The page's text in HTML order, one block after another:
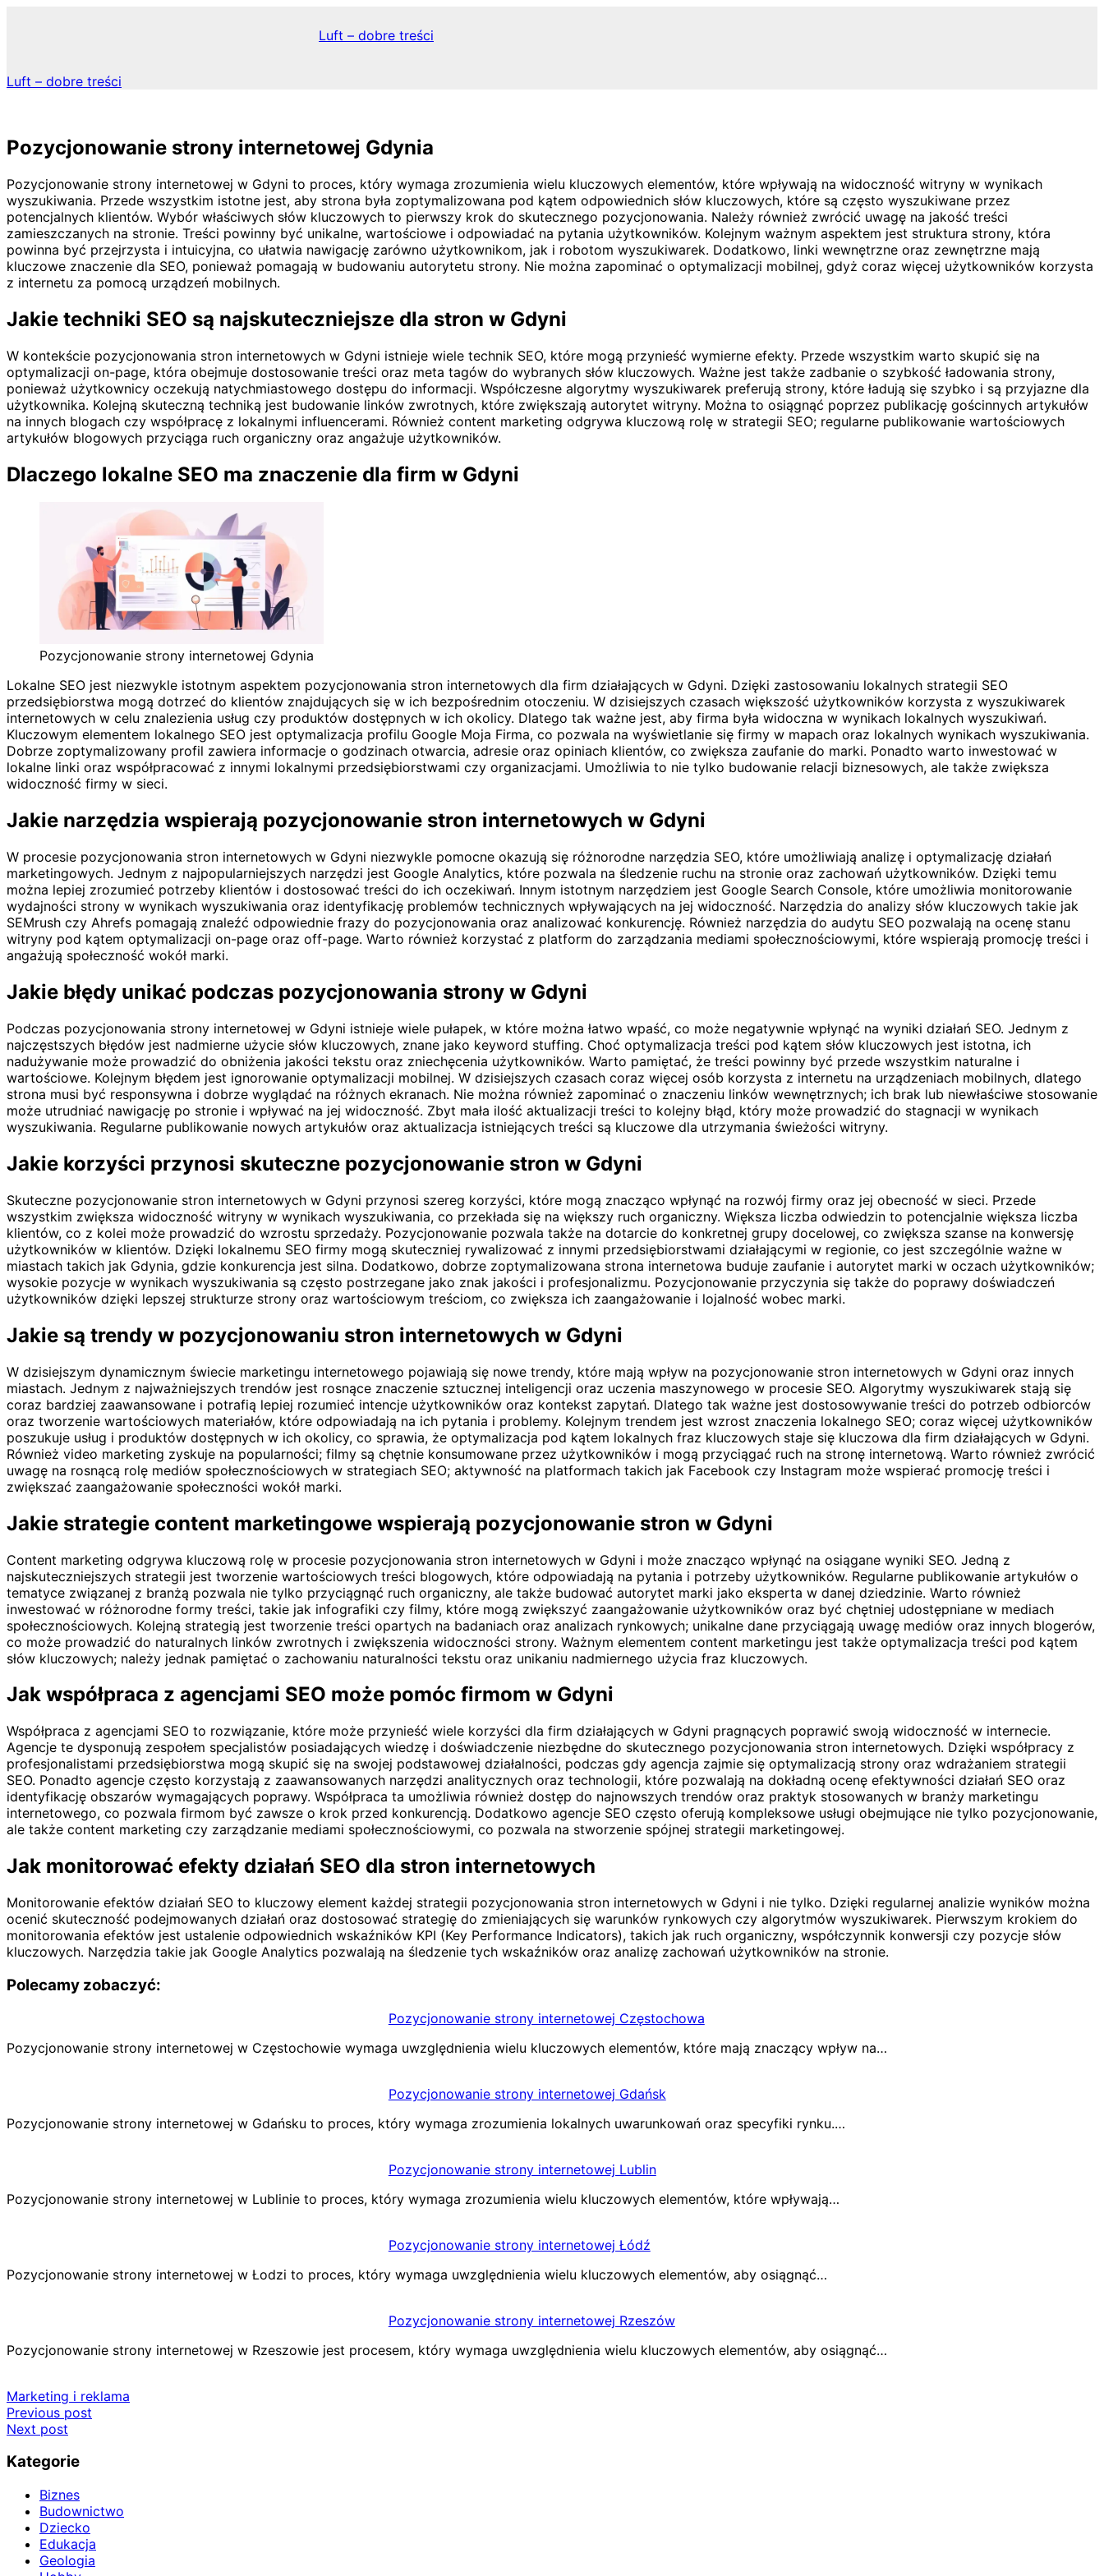
Luft – dobre treści
Luft – dobre treści
Pozycjonowanie strony internetowej Gdynia
Pozycjonowanie strony internetowej w Gdyni to proces, który wymaga zrozumienia wielu kluczowych elementów, które wpływają na widoczność witryny w wynikach
wyszukiwania. Przede wszystkim istotne jest, aby strona była zoptymalizowana pod kątem odpowiednich słów kluczowych, które są często wyszukiwane przez
potencjalnych klientów. Wybór właściwych słów kluczowych to pierwszy krok do skutecznego pozycjonowania. Należy również zwrócić uwagę na jakość treści
zamieszczanych na stronie. Treści powinny być unikalne, wartościowe i odpowiadać na pytania użytkowników. Kolejnym ważnym aspektem jest struktura strony, która
powinna być przejrzysta i intuicyjna, co ułatwia nawigację zarówno użytkownikom, jak i robotom wyszukiwarek. Dodatkowo, linki wewnętrzne oraz zewnętrzne mają
kluczowe znaczenie dla SEO, ponieważ pomagają w budowaniu autorytetu strony. Nie można zapominać o optymalizacji mobilnej, gdyż coraz więcej użytkowników korzysta
z internetu za pomocą urządzeń mobilnych.
Jakie techniki SEO są najskuteczniejsze dla stron w Gdyni
W kontekście pozycjonowania stron internetowych w Gdyni istnieje wiele technik SEO, które mogą przynieść wymierne efekty. Przede wszystkim warto skupić się na
optymalizacji on-page, która obejmuje dostosowanie treści oraz meta tagów do wybranych słów kluczowych. Ważne jest także zadbanie o szybkość ładowania strony,
ponieważ użytkownicy oczekują natychmiastowego dostępu do informacji. Współczesne algorytmy wyszukiwarek preferują strony, które ładują się szybko i są przyjazne dla
użytkownika. Kolejną skuteczną techniką jest budowanie linków zwrotnych, które zwiększają autorytet witryny. Można to osiągnąć poprzez publikację gościnnych artykułów
na innych blogach czy współpracę z lokalnymi influencerami. Również content marketing odgrywa kluczową rolę w strategii SEO; regularne publikowanie wartościowych
artykułów blogowych przyciąga ruch organiczny oraz angażuje użytkowników.
Dlaczego lokalne SEO ma znaczenie dla firm w Gdyni
Pozycjonowanie strony internetowej Gdynia
Lokalne SEO jest niezwykle istotnym aspektem pozycjonowania stron internetowych dla firm działających w Gdyni. Dzięki zastosowaniu lokalnych strategii SEO
przedsiębiorstwa mogą dotrzeć do klientów znajdujących się w ich bezpośrednim otoczeniu. W dzisiejszych czasach większość użytkowników korzysta z wyszukiwarek
internetowych w celu znalezienia usług czy produktów dostępnych w ich okolicy. Dlatego tak ważne jest, aby firma była widoczna w wynikach lokalnych wyszukiwań.
Kluczowym elementem lokalnego SEO jest optymalizacja profilu Google Moja Firma, co pozwala na wyświetlanie się firmy w mapach oraz lokalnych wynikach wyszukiwania.
Dobrze zoptymalizowany profil zawiera informacje o godzinach otwarcia, adresie oraz opiniach klientów, co zwiększa zaufanie do marki. Ponadto warto inwestować w
lokalne linki oraz współpracować z innymi lokalnymi przedsiębiorstwami czy organizacjami. Umożliwia to nie tylko budowanie relacji biznesowych, ale także zwiększa
widoczność firmy w sieci.
Jakie narzędzia wspierają pozycjonowanie stron internetowych w Gdyni
W procesie pozycjonowania stron internetowych w Gdyni niezwykle pomocne okazują się różnorodne narzędzia SEO, które umożliwiają analizę i optymalizację działań
marketingowych. Jednym z najpopularniejszych narzędzi jest Google Analytics, które pozwala na śledzenie ruchu na stronie oraz zachowań użytkowników. Dzięki temu
można lepiej zrozumieć potrzeby klientów i dostosować treści do ich oczekiwań. Innym istotnym narzędziem jest Google Search Console, które umożliwia monitorowanie
wydajności strony w wynikach wyszukiwania oraz identyfikację problemów technicznych wpływających na jej widoczność. Narzędzia do analizy słów kluczowych takie jak
SEMrush czy Ahrefs pomagają znaleźć odpowiednie frazy do pozycjonowania oraz analizować konkurencję. Również narzędzia do audytu SEO pozwalają na ocenę stanu
witryny pod kątem optymalizacji on-page oraz off-page. Warto również korzystać z platform do zarządzania mediami społecznościowymi, które wspierają promocję treści i
angażują społeczność wokół marki.
Jakie błędy unikać podczas pozycjonowania strony w Gdyni
Podczas pozycjonowania strony internetowej w Gdyni istnieje wiele pułapek, w które można łatwo wpaść, co może negatywnie wpłynąć na wyniki działań SEO. Jednym z
najczęstszych błędów jest nadmierne użycie słów kluczowych, znane jako keyword stuffing. Choć optymalizacja treści pod kątem słów kluczowych jest istotna, ich
nadużywanie może prowadzić do obniżenia jakości tekstu oraz zniechęcenia użytkowników. Warto pamiętać, że treści powinny być przede wszystkim naturalne i
wartościowe. Kolejnym błędem jest ignorowanie optymalizacji mobilnej. W dzisiejszych czasach coraz więcej osób korzysta z internetu na urządzeniach mobilnych, dlatego
strona musi być responsywna i dobrze wyglądać na różnych ekranach. Nie można również zapominać o znaczeniu linków wewnętrznych; ich brak lub niewłaściwe stosowanie
może utrudniać nawigację po stronie i wpływać na jej widoczność. Zbyt mała ilość aktualizacji treści to kolejny błąd, który może prowadzić do stagnacji w wynikach
wyszukiwania. Regularne publikowanie nowych artykułów oraz aktualizacja istniejących treści są kluczowe dla utrzymania świeżości witryny.
Jakie korzyści przynosi skuteczne pozycjonowanie stron w Gdyni
Skuteczne pozycjonowanie stron internetowych w Gdyni przynosi szereg korzyści, które mogą znacząco wpłynąć na rozwój firmy oraz jej obecność w sieci. Przede
wszystkim zwiększa widoczność witryny w wynikach wyszukiwania, co przekłada się na większy ruch organiczny. Większa liczba odwiedzin to potencjalnie większa liczba
klientów, co z kolei może prowadzić do wzrostu sprzedaży. Pozycjonowanie pozwala także na dotarcie do konkretnej grupy docelowej, co zwiększa szanse na konwersję
użytkowników w klientów. Dzięki lokalnemu SEO firmy mogą skuteczniej rywalizować z innymi przedsiębiorstwami działającymi w regionie, co jest szczególnie ważne w
miastach takich jak Gdynia, gdzie konkurencja jest silna. Dodatkowo, dobrze zoptymalizowana strona internetowa buduje zaufanie i autorytet marki w oczach użytkowników;
wysokie pozycje w wynikach wyszukiwania są często postrzegane jako znak jakości i profesjonalizmu. Pozycjonowanie przyczynia się także do poprawy doświadczeń
użytkowników dzięki lepszej strukturze strony oraz wartościowym treściom, co zwiększa ich zaangażowanie i lojalność wobec marki.
Jakie są trendy w pozycjonowaniu stron internetowych w Gdyni
W dzisiejszym dynamicznym świecie marketingu internetowego pojawiają się nowe trendy, które mają wpływ na pozycjonowanie stron internetowych w Gdyni oraz innych
miastach. Jednym z najważniejszych trendów jest rosnące znaczenie sztucznej inteligencji oraz uczenia maszynowego w procesie SEO. Algorytmy wyszukiwarek stają się
coraz bardziej zaawansowane i potrafią lepiej rozumieć intencje użytkowników oraz kontekst zapytań. Dlatego tak ważne jest dostosowywanie treści do potrzeb odbiorców
oraz tworzenie wartościowych materiałów, które odpowiadają na ich pytania i problemy. Kolejnym trendem jest wzrost znaczenia lokalnego SEO; coraz więcej użytkowników
poszukuje usług i produktów dostępnych w ich okolicy, co sprawia, że optymalizacja pod kątem lokalnych fraz kluczowych staje się kluczowa dla firm działających w Gdyni.
Również video marketing zyskuje na popularności; filmy są chętnie konsumowane przez użytkowników i mogą przyciągać ruch na stronę internetową. Warto również zwrócić
uwagę na rosnącą rolę mediów społecznościowych w strategiach SEO; aktywność na platformach takich jak Facebook czy Instagram może wspierać promocję treści i
zwiększać zaangażowanie społeczności wokół marki.
Jakie strategie content marketingowe wspierają pozycjonowanie stron w Gdyni
Content marketing odgrywa kluczową rolę w procesie pozycjonowania stron internetowych w Gdyni i może znacząco wpłynąć na osiągane wyniki SEO. Jedną z
najskuteczniejszych strategii jest tworzenie wartościowych treści blogowych, które odpowiadają na pytania i potrzeby użytkowników. Regularne publikowanie artykułów o
tematyce związanej z branżą pozwala nie tylko przyciągnąć ruch organiczny, ale także budować autorytet marki jako eksperta w danej dziedzinie. Warto również
inwestować w różnorodne formy treści, takie jak infografiki czy filmy, które mogą zwiększyć zaangażowanie użytkowników oraz być chętniej udostępniane w mediach
społecznościowych. Kolejną strategią jest tworzenie treści opartych na badaniach oraz analizach rynkowych; unikalne dane przyciągają uwagę mediów oraz innych blogerów,
co może prowadzić do naturalnych linków zwrotnych i zwiększenia widoczności strony. Ważnym elementem content marketingu jest także optymalizacja treści pod kątem
słów kluczowych; należy jednak pamiętać o zachowaniu naturalności tekstu oraz unikaniu nadmiernego użycia fraz kluczowych.
Jak współpraca z agencjami SEO może pomóc firmom w Gdyni
Współpraca z agencjami SEO to rozwiązanie, które może przynieść wiele korzyści dla firm działających w Gdyni pragnących poprawić swoją widoczność w internecie.
Agencje te dysponują zespołem specjalistów posiadających wiedzę i doświadczenie niezbędne do skutecznego pozycjonowania stron internetowych. Dzięki współpracy z
profesjonalistami przedsiębiorstwa mogą skupić się na swojej podstawowej działalności, podczas gdy agencja zajmie się optymalizacją strony oraz wdrażaniem strategii
SEO. Ponadto agencje często korzystają z zaawansowanych narzędzi analitycznych oraz technologii, które pozwalają na dokładną ocenę efektywności działań SEO oraz
identyfikację obszarów wymagających poprawy. Współpraca ta umożliwia również dostęp do najnowszych trendów oraz praktyk stosowanych w branży marketingu
internetowego, co pozwala firmom być zawsze o krok przed konkurencją. Dodatkowo agencje SEO często oferują kompleksowe usługi obejmujące nie tylko pozycjonowanie,
ale także content marketing czy zarządzanie mediami społecznościowymi, co pozwala na stworzenie spójnej strategii marketingowej.
Jak monitorować efekty działań SEO dla stron internetowych
Monitorowanie efektów działań SEO to kluczowy element każdej strategii pozycjonowania stron internetowych w Gdyni i nie tylko. Dzięki regularnej analizie wyników można
ocenić skuteczność podejmowanych działań oraz dostosować strategię do zmieniających się warunków rynkowych czy algorytmów wyszukiwarek. Pierwszym krokiem do
monitorowania efektów jest ustalenie odpowiednich wskaźników KPI (Key Performance Indicators), takich jak ruch organiczny, współczynnik konwersji czy pozycje słów
kluczowych. Narzędzia takie jak Google Analytics pozwalają na śledzenie tych wskaźników oraz analizę zachowań użytkowników na stronie.
Polecamy zobaczyć:
Pozycjonowanie strony internetowej Częstochowa
Pozycjonowanie strony internetowej w Częstochowie wymaga uwzględnienia wielu kluczowych elementów, które mają znaczący wpływ na…
Pozycjonowanie strony internetowej Gdańsk
Pozycjonowanie strony internetowej w Gdańsku to proces, który wymaga zrozumienia lokalnych uwarunkowań oraz specyfiki rynku.…
Pozycjonowanie strony internetowej Lublin
Pozycjonowanie strony internetowej w Lublinie to proces, który wymaga zrozumienia wielu kluczowych elementów, które wpływają…
Pozycjonowanie strony internetowej Łódź
Pozycjonowanie strony internetowej w Łodzi to proces, który wymaga uwzględnienia wielu kluczowych elementów, aby osiągnąć…
Pozycjonowanie strony internetowej Rzeszów
Pozycjonowanie strony internetowej w Rzeszowie jest procesem, który wymaga uwzględnienia wielu kluczowych elementów, aby osiągnąć…
Marketing i reklama
Nawigacja
wpisu
Previous post
Next post
Kategorie
Biznes
Budownictwo
Dziecko
Edukacja
Geologia